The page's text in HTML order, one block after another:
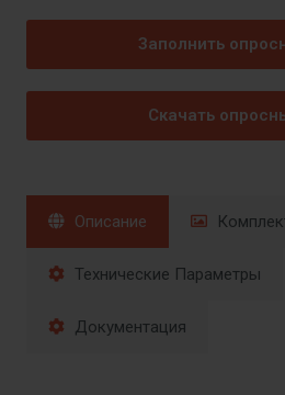
Заполнить
Скачать
Описание
Технические Параметры
Документация